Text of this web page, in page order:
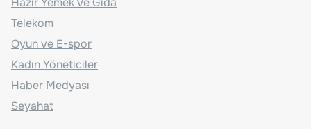
Telekom
Oyun ve E-spor
Kadın Yöneticiler
Haber Medyası
Seyahat